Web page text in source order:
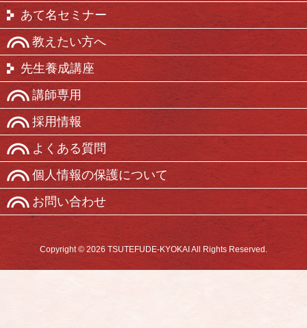
あて名セミナー
教えたい方へ
先生養成講座
講師専用
採用情報
よくある質問
個人情報の保護について
お問い合わせ
Copyright © 2026 TSUTEFUDE-KYOKAI All Rights Reserved.